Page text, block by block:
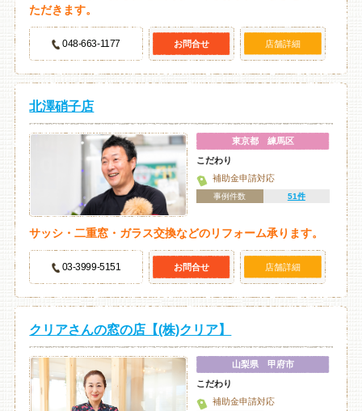
ただきます。
048-663-1177 お問合せ 店舗詳細
北澤硝子店
東京都 練馬区
こだわり
補助金申請対応
事例件数 51件
サッシ・二重窓・ガラス交換などのリフォーム承ります。
03-3999-5151 お問合せ 店舗詳細
クリアさんの窓の店【(株)クリア】
山梨県 甲府市
こだわり
補助金申請対応